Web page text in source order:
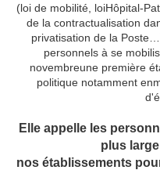
(loi de mobilité, loiHôpital-
de la contractualisation
privatisation de la
personnels à se
novembreune première
politique notamment
Elle appelle les
plus
nos établissements